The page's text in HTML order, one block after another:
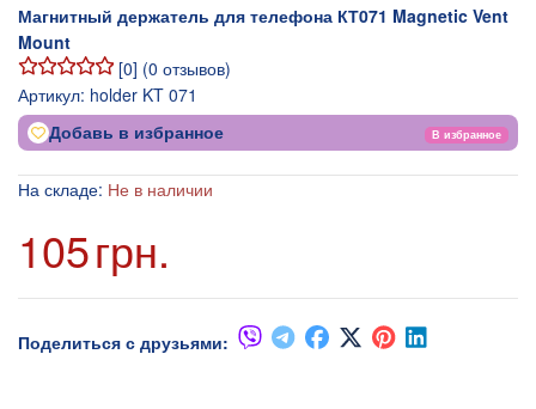
Магнитный держатель для телефона КТ071 Magnetic Vent
Mount
[0] (0 отзывов)
Артикул: holder KT 071
Добавь в избранное В избранное
На складе: Не в наличии
105грн.
Поделиться с друзьями: